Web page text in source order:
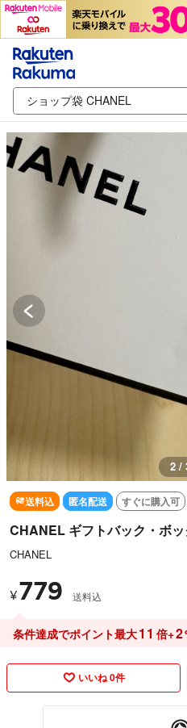
3 /
送料込 匿名配送 すぐに購入可
CHANEL ギフトバック・ボッ
CHANEL
¥779 送料込
条件達成でポイント最大11 倍+2
いいね 0件